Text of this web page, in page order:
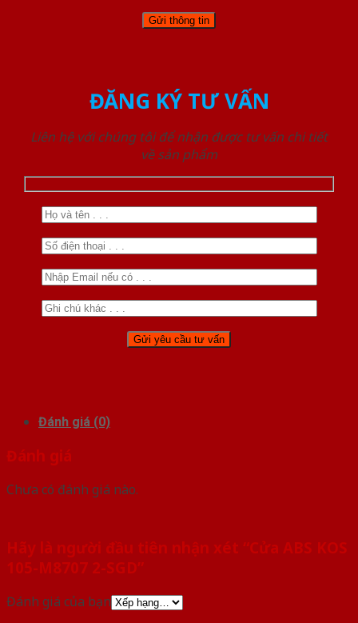
ĐĂNG KÝ TƯ VẤN
Liên hệ với chúng tôi để nhận được tư vấn chi tiết
về sản phẩm
Đánh giá (0)
Đánh giá
Chưa có đánh giá nào.
Hãy là người đầu tiên nhận xét “Cửa ABS KOS
105-M8707 2-SGD”
Đánh giá của bạn